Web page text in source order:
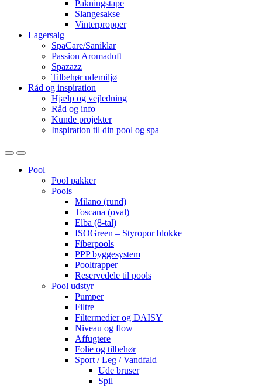
Pakningstape
Slangesakse
Vinterpropper
Lagersalg
SpaCare/Saniklar
Passion Aromaduft
Spazazz
Tilbehør udemiljø
Råd og inspiration
Hjælp og vejledning
Råd og info
Kunde projekter
Inspiration til din pool og spa
OpenClose
Pool
Pool pakker
Pools
Milano (rund)
Toscana (oval)
Elba (8-tal)
ISOGreen – Styropor blokke
Fiberpools
PPP byggesystem
Pooltrapper
Reservedele til pools
Pool udstyr
Pumper
Filtre
Filtermedier og DAISY
Niveau og flow
Affugtere
Folie og tilbehør
Sport / Leg / Vandfald
Ude bruser
Spil